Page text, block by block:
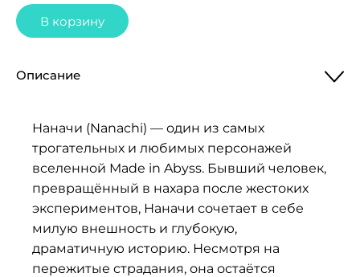
В корзину
Описание
Наначи (Nanachi) — один из самых
трогательных и любимых персонажей
вселенной Made in Abyss. Бывший человек,
превращённый в нахара после жестоких
экспериментов, Наначи сочетает в себе
милую внешность и глубокую,
драматичную историю. Несмотря на
пережитые страдания, она остаётся